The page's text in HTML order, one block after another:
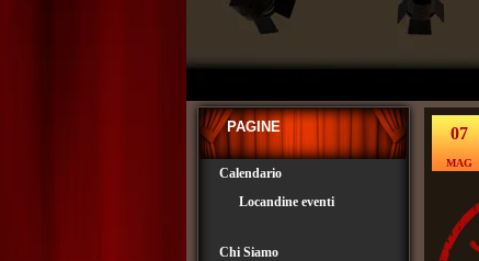
PAGINE
Calendario
Locandine eventi
Chi Siamo
07
MAG